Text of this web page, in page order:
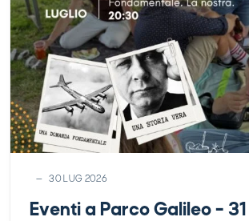
30 LUG 2026
Eventi a Parco Galileo –